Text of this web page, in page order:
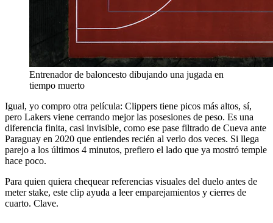
Entrenador de baloncesto dibujando una jugada en
tiempo muerto
Igual, yo compro otra película: Clippers tiene picos más altos, sí,
pero Lakers viene cerrando mejor las posesiones de peso. Es una
diferencia finita, casi invisible, como ese pase filtrado de Cueva ante
Paraguay en 2020 que entiendes recién al verlo dos veces. Si llega
parejo a los últimos 4 minutos, prefiero el lado que ya mostró temple
hace poco.
Para quien quiera chequear referencias visuales del duelo antes de
meter stake, este clip ayuda a leer emparejamientos y cierres de
cuarto. Clave.